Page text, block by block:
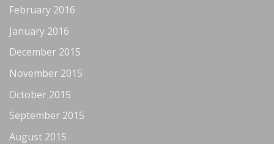
February 2016
January 2016
December 2015
November 2015
October 2015
September 2015
August 2015